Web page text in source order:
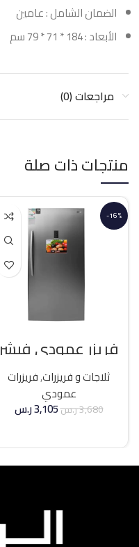
الضمان الشامل : عامين
الأبعاد : 184 * 71 * 79 سم
مراجعات (0)
منتجات ذات صلة
-16%
فريزر عمودي فيشر
21 قدم انفرتر – فضي
ثلاجات و فريزرات,فريزرات
عمودي
3,680ر.س3,105ر.س